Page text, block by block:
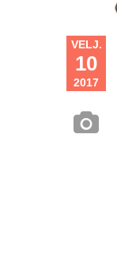
VELJ.
10
2017